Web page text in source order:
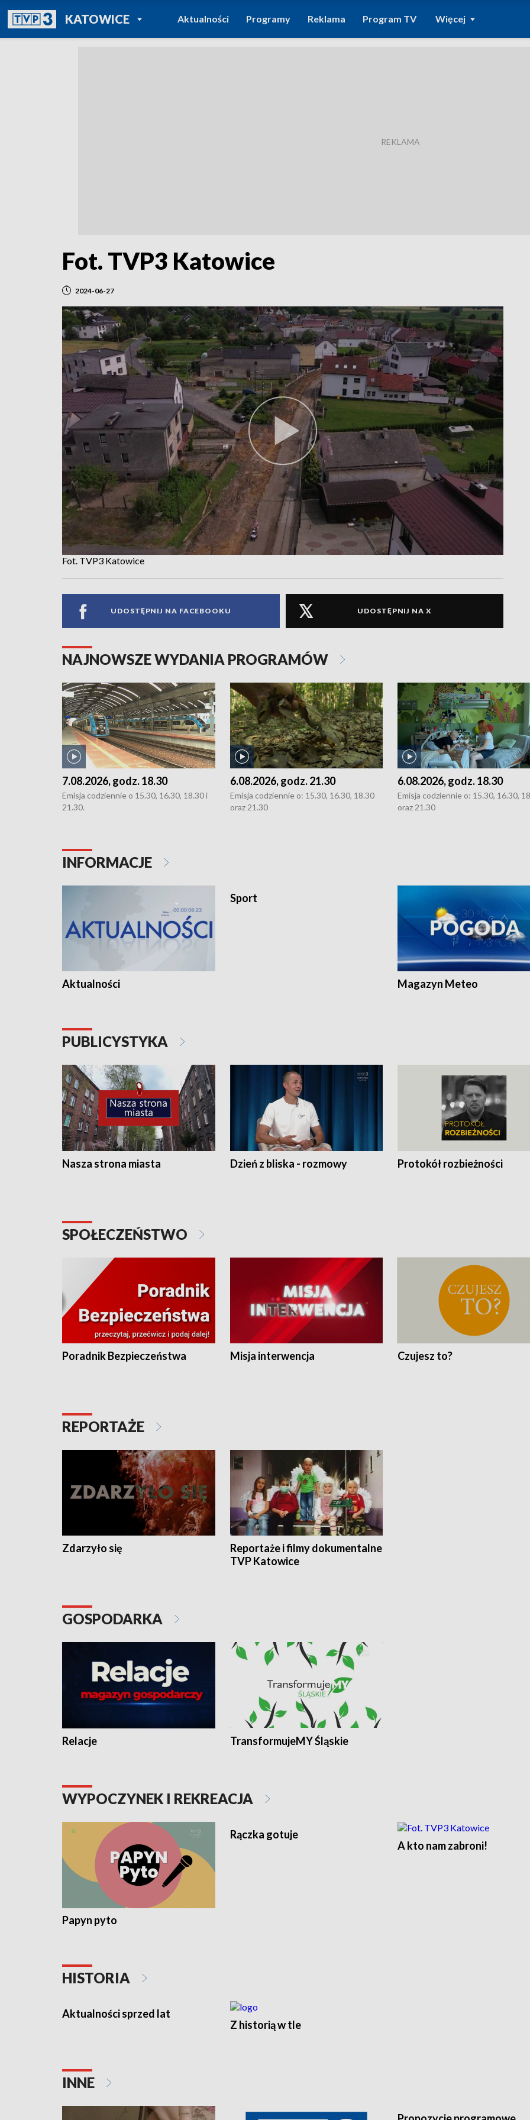
KATOWICEPOWRÓT DO
TVP REGIONY
Aktualności Programy Reklama Program TV Więcej
Fot. TVP3 Katowice
2024-06-27
Fot. TVP3 Katowice
UDOSTĘPNIJ NA FACEBOOKU UDOSTĘPNIJ NA X
NAJNOWSZE WYDANIA PROGRAMÓW
7.08.2026, godz. 18.30
Emisja codziennie o 15.30, 16.30, 18.30 i
21.30.
6.08.2026, godz. 21.30
Emisja codziennie o: 15.30, 16.30, 18.30
oraz 21.30
6.08.2026, godz. 18.30
Emisja codziennie o: 15.30, 16.30,
oraz 21.30
INFORMACJE
Aktualności
Sport
Magazyn Meteo
PUBLICYSTYKA
Nasza strona miasta Dzień z bliska - rozmowy Protokół rozbieżności
SPOŁECZEŃSTWO
Poradnik Bezpieczeństwa Misja interwencja Czujesz to?
REPORTAŻE
Zdarzyło się
Reportaże i filmy dokumentalne
TVP Katowice
GOSPODARKA
Relacje TransformujeMY Śląskie
WYPOCZYNEK I REKREACJA
Papyn pyto
Rączka gotuje
A kto nam zabroni!
HISTORIA
Aktualności sprzed lat
Z historią w tle
INNE